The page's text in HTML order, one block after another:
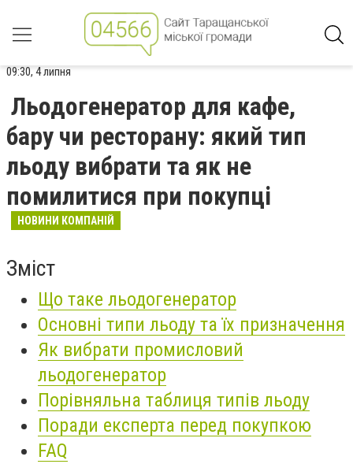
09:30, 4 липня
Льодогенератор для кафе,
бару чи ресторану: який тип
льоду вибрати та як не
помилитися при покупці
НОВИНИ КОМПАНІЙ
Зміст
Що таке льодогенератор
Основні типи льоду та їх призначення
Як вибрати промисловий
льодогенератор
Порівняльна таблиця типів льоду
Поради експерта перед покупкою
FAQ